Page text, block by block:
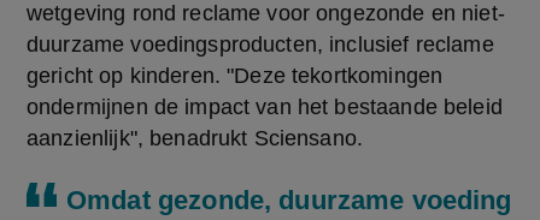
wetgeving rond reclame voor ongezonde en niet-
duurzame voedingsproducten, inclusief reclame
gericht op kinderen. "Deze tekortkomingen
ondermijnen de impact van het bestaande beleid
aanzienlijk", benadrukt Sciensano.
Omdat gezonde, duurzame voeding